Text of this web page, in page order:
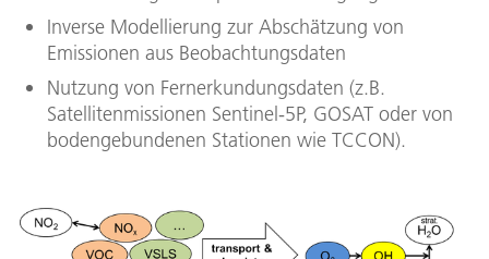
Inverse Modellierung zur Abschätzung von
Emissionen aus Beobachtungsdaten
Nutzung von Fernerkundungsdaten (z.B.
Satellitenmissionen Sentinel-5P, GOSAT oder von
bodengebundenen Stationen wie TCCON).